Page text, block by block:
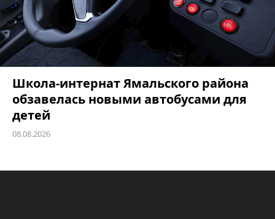
Школа-интернат Ямальского района
обзавелась новыми автобусами для
детей
08.08.2026